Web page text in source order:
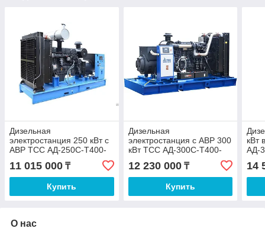
Дизельная
электростанция 250 кВт с
АВР ТСС АД-250С-Т400-
11 015 000 ₸
Купить
Дизельная
электростанция с АВР 300
кВт ТСС АД-300С-Т400-
12 230 000₸
Купить
кВт
АД-
14
О нас